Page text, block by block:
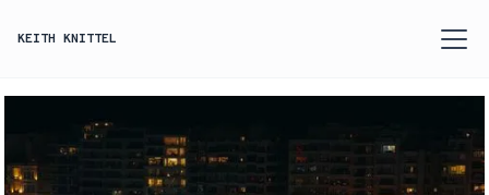
KEITH KNITTEL